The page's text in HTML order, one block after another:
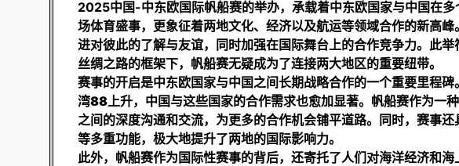
2025中国-中东欧国际帆船赛的举办，承载着中东欧国家与中国在
场体育盛事，更象征着两地文化、经济以及航运等领域合作的新高
进对彼此的了解与友谊，同时加强在国际舞台上的合作竞争力。此
丝绸之路的框架下，帆船赛无疑成为了连接两大地区的重要纽带。
赛事的开启是中东欧国家与中国之间长期战略合作的一个重要里程
湾88上升，中国与这些国家的合作需求也愈加显著。帆船赛作为一
之间的深度沟通和交流，为更多的合作机会铺平道路。同时，赛事
等多重功能，极大地提升了两地的国际影响力。
此外，帆船赛作为国际性赛事的背后，还寄托了人们对海洋经济和